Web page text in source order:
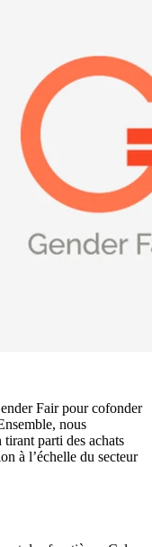
Fair pour cofonder
nous
parti des achats
à l’échelle du secteur